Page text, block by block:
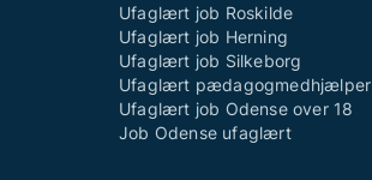
Ufaglært job Roskilde
Ufaglært job Herning
Ufaglært job Silkeborg
Ufaglært pædagogmedhjælper
Ufaglært job Odense over 18
Job Odense ufaglært